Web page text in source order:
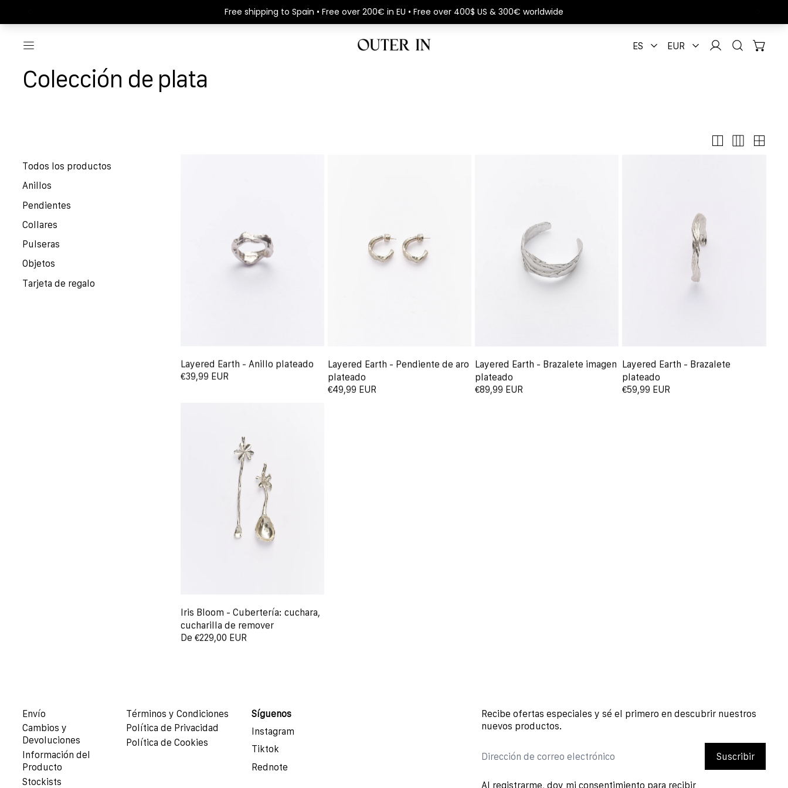
Menú ES EUR
Colección de plata
Todos los productos
Anillos
Pendientes
Collares
Pulseras
Objetos
Tarjeta de regalo
Layered Earth - Anillo plateado
€39,99 EUR
Layered Earth - Pendiente de aro
plateado
€49,99 EUR
Layered Earth - Brazalete imagen
plateado
€89,99 EUR
Layered Earth - Brazalete
plateado
€59,99 EUR
Iris Bloom - Cubertería: cuchara,
cucharilla de remover
De €229,00 EUR
Envío
Cambios y
Devoluciones
Información del
Producto
Stockists
Términos y Condiciones
Política de Privacidad
Política de Cookies
Síguenos
Instagram
Tiktok
Rednote
Recibe ofertas especiales y sé el primero en descubrir nuestros
nuevos productos.
Al registrarme, doy mi consentimiento para recibir
Suscribir